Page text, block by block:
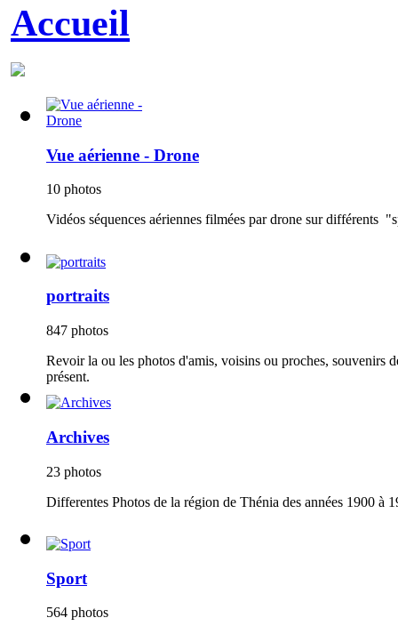
Accueil
Vue aérienne - Drone
10 photos
Vidéos séquences aériennes filmées par drone sur différents
portraits
847 photos
Revoir la ou les photos d'amis, voisins ou proches, souvenirs
présent.
Archives
23 photos
Differentes Photos de la région de Thénia des années 1900 à
Sport
564 photos